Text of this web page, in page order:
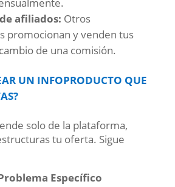
afiliados: Otros
promocionan y venden tus
de una comisión.
UN INFOPRODUCTO QUE
solo de la plataforma,
tu oferta. Sigue
Específico